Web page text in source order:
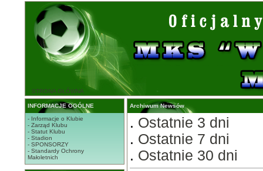
STRONA GŁÓWNA
INFORMACJE OGÓLNE
- Informacje o Klubie
- Zarząd Klubu
- Statut Klubu
- Stadion
- SPONSORZY
- Standardy Ochrony
Małoletnich
Archiwum Newsów
. Ostatnie 3 dni
. Ostatnie 7 dni
. Ostatnie 30 dni